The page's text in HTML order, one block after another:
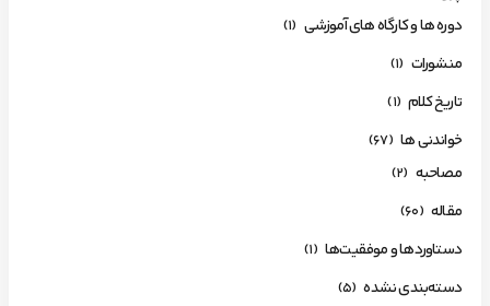
دوره ها و کارگاه های آموزشی (1)
منشورات (1)
تاریخ کلام (1)
خواندنی ها (67)
مصاحبه (2)
مقاله (60)
دستاوردها و موفقیت‌ها (1)
دسته‌بندی نشده (5)